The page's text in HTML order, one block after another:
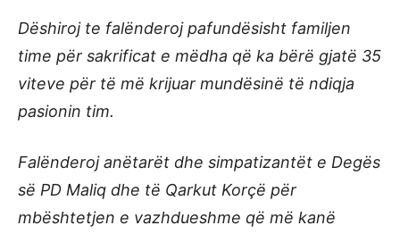
Dëshiroj te falënderoj pafundësisht familjen
time për sakrificat e mëdha që ka bërë gjatë 35
viteve për të më krijuar mundësinë të ndiqja
pasionin tim.
Falënderoj anëtarët dhe simpatizantët e Degës
së PD Maliq dhe të Qarkut Korçë për
mbështetjen e vazhdueshme që më kanë